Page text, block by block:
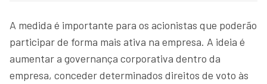
A medida é importante para os acionistas que poderão
participar de forma mais ativa na empresa. A ideia é
aumentar a governança corporativa dentro da
empresa, conceder determinados direitos de voto às